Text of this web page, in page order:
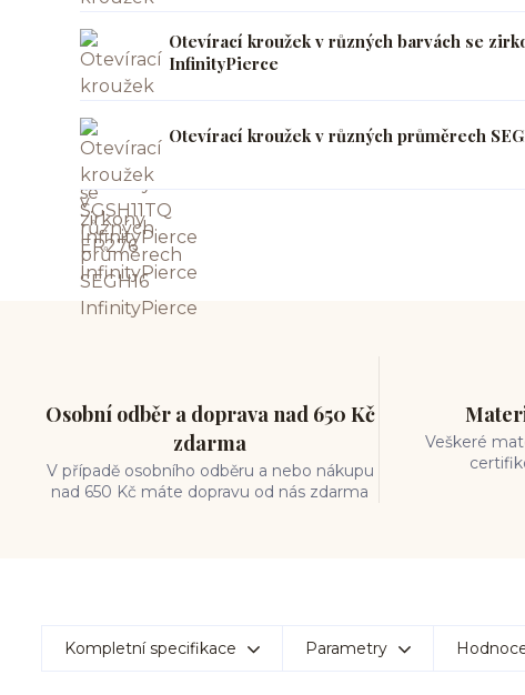
Otevírací kroužek v různých barvách se
InfinityPierce
Otevírací kroužek v různých průměrech
Osobní odběr a doprava nad 650 Kč
zdarma
V případě osobního odběru a nebo nákupu
nad 650 Kč máte dopravu od nás zdarma
Veškeré
Kompletní specifikace Parametry